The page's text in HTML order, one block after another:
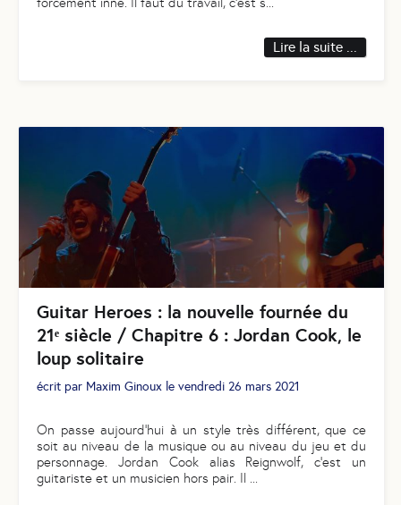
Lire la suite ...
Guitar Heroes : la nouvelle fournée du
21ᵉ siècle / Chapitre 6 : Jordan Cook, le
loup solitaire
écrit par Maxim Ginoux le vendredi 26 mars 2021
On passe aujourd’hui à un style très différent, que ce
soit au niveau de la musique ou au niveau du jeu et du
personnage. Jordan Cook alias Reignwolf, c'est un
guitariste et un musicien hors pair. Il